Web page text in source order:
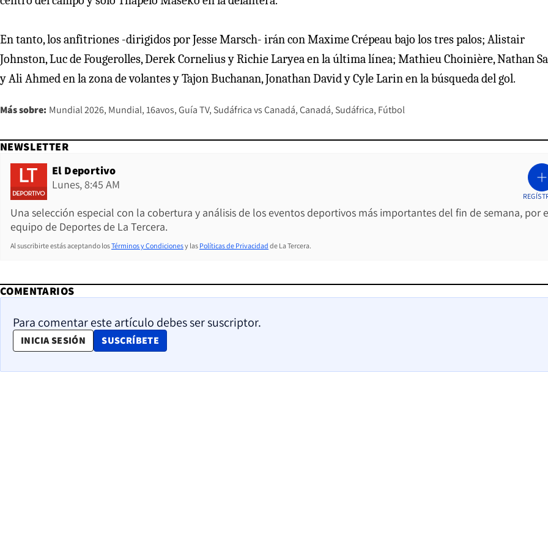
En tanto, los anfitriones -dirigidos por Jesse Marsch- irán con Maxime Crépeau bajo los tres palos; Alistair
Johnston, Luc de Fougerolles, Derek Cornelius y Richie Laryea en la última línea; Mathieu Choinière, Nathan
y Ali Ahmed en la zona de volantes y Tajon Buchanan, Jonathan David y Cyle Larin en la búsqueda del gol.
Más sobre: Mundial 2026 Mundial 16avos Guía TV Sudáfrica vs Canadá Canadá Sudáfrica Fútbol
NEWSLETTER
El Deportivo
Lunes, 8:45 AM
Una selección especial con la cobertura y análisis de los eventos deportivos más importantes del fin de semana, por
equipo de Deportes de La Tercera.
Al suscribirte estás aceptando losTérminos y Condicionesy las Políticas de Privacidad de La Tercera.
COMENTARIOS
Para comentar este artículo debes ser suscriptor.
INICIA SESIÓN SUSCRÍBETE
OPENS IN NEW WINDOW